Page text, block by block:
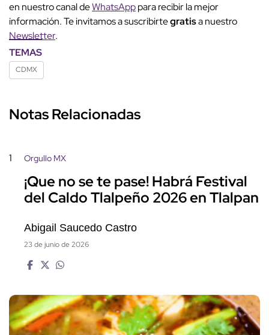
en nuestro canal deWhatsApppara recibir la mejor
información. Te invitamos a suscribirtegratisa nuestro
Newsletter.
TEMAS
CDMX
Notas Relacionadas
1 Orgullo MX
¡Que no se te pase! Habrá Festival
del Caldo Tlalpeño 2026 en Tlalpan
Abigail Saucedo Castro
23 de junio de 2026